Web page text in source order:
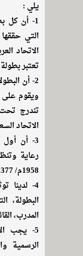
يلي :
1- أن كل
التي
الاتحاد
تعتبر
2- أن
ويقوم على
تندرج
الاتحاد
3- أن
رعاية
1958م/ 1377هـ، وآخرها عام 2016م/ 1437هـ.
4- لدينا
البطولة،
المدرب،
5- يجب
الرسمية